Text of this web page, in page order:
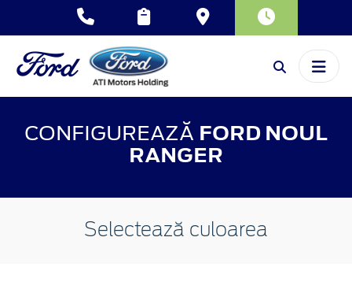
CONFIGUREAZĂ FORD NOUL
RANGER
Selectează culoarea